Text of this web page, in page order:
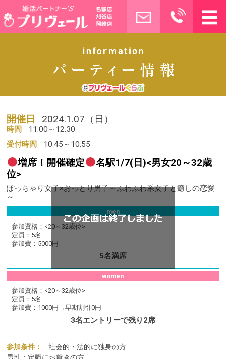
開催日 2024.1.07（日）
時間
11:00～12:30
受付時間
10:45～10:55
増席！開催確定
名駅1/7(日)<男女20～32歳
位>
ぽっちゃり女子×おっとり男子～ふわふわ系女子と癒しの恋愛
～
men
参加資格： <20～32歳位>
定員： 5名
参加費： 5000円
5名満席
women
参加資格： <20～32歳位>
定員： 5名
参加費： 1000円→早期割引0円
3名エントリーで残り2席
参加条件：
社会的・法的に独身の方
男性：定職にお就きの方